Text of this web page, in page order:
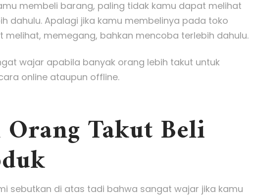
membeli barang, paling tidak kamu dapat melihat
dahulu. Apalagi jika kamu membelinya pada toko
melihat, memegang, bahkan mencoba terlebih dahulu.
wajar apabila banyak orang lebih takut untuk
online ataupun offline.
Orang Takut Beli
sebutkan di atas tadi bahwa sangat wajar jika kamu